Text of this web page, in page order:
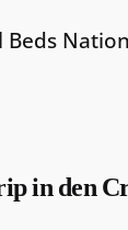
Beds
in den